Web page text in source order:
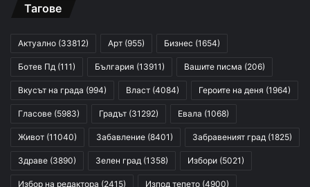
Тагове
Актуално (33812) Арт (955) Бизнес (1654)
Ботев Пд (111) България (13911) Вашите писма (206)
Вкусът на града (994) Власт (4084) Героите на деня (1964)
Гласове (5983) Градът (31292) Евала (1068)
Живот (11040) Забавление (8401) Забравеният град (1825)
Здраве (3890) Зелен град (1358) Избори (5021)
Избор на редактора (2415) Изпод тепето (4900)